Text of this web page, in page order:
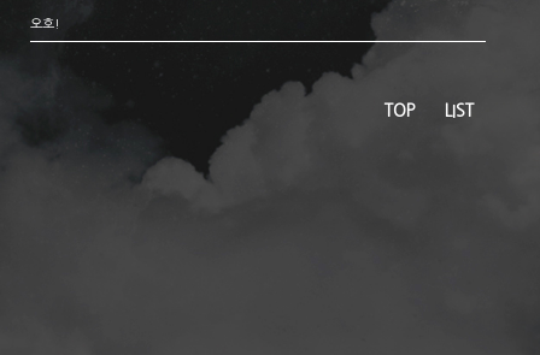
오호!
TOP LIST